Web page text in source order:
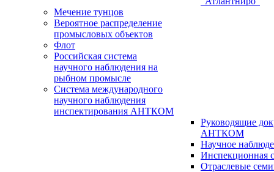
Мечение тунцов
Вероятное распределение
промысловых объектов
Флот
Российская система
научного наблюдения на
рыбном промысле
Система международного
научного наблюдения
инспектирования АНТКОМ
Руководящие
АНТКОМ
Научное
Инспекционная
Отраслевые